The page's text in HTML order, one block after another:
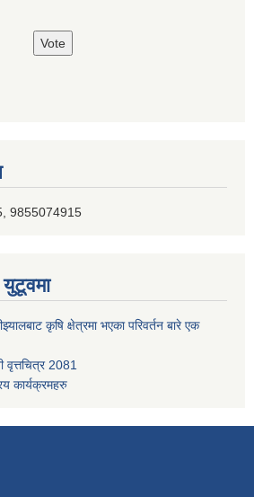
9855074915
युटूवमा
कृषि क्षेत्रमा भएका परिवर्तन बारे एक
वृत्तचित्र 2081
कार्यक्रमहरु